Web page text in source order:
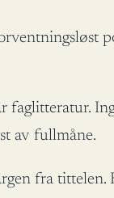
faglitteratur.
av fullmåne.
fra tittelen.